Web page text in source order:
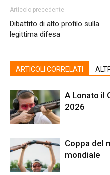
Articolo precedente
Dibattito di alto profilo sulla
legittima difesa
ARTICOLI CORRELATI
A Lonato il
2026
Coppa del
mondiale